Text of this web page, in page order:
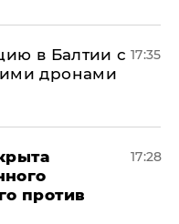
в Балтии с
дронами
17:35
против
17:28